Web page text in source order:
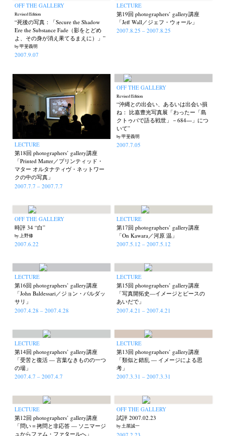
OFF THE GALLERY
Revised Edition
“死後の写真：「Secure the Shadow
Ere the Substance Fade（影をとどめ
よ、その身が消え果てるまえに）」”
by 甲斐義明
2007.9.07
LECTURE
第19回 photographers’ gallery講座
「Jeff Wall／ジェフ・ウォール」
2007.8.25 – 2007.8.25
LECTURE
第18回 photographers’ gallery講座
「Printed Matter／プリンティッド・
マター オルタナティヴ・ネットワー
クの中の写真」
2007.7.7 – 2007.7.7
OFF THE GALLERY
Revised Edition
“沖縄との出会い、あるいは出会い損
ね： 比嘉豊光写真展「わったー「島
クトゥバで語る戦世」－684―」につ
いて”
by 甲斐義明
2007.7.05
OFF THE GALLERY
時評 34 “白”
by 上野修
2007.6.22
LECTURE
第17回 photographers’ gallery講座
「On Kawara／河原 温」
2007.5.12 – 2007.5.12
LECTURE
第16回 photographers’ gallery講座
「John Baldessari／ジョン・バルダッ
サリ」
2007.4.28 – 2007.4.28
LECTURE
第15回 photographers’ gallery講座
「写真開拓史—イメージとピースの
あいだで」
2007.4.21 – 2007.4.21
LECTURE
第14回 photographers’ gallery講座
「受苦と復活 — 言葉なきものの一つ
の場」
2007.4.7 – 2007.4.7
LECTURE
第13回 photographers’ gallery講座
「類似と錯乱 — イメージによる思
考」
2007.3.31 – 2007.3.31
LECTURE
第12回 photographers’ gallery講座
「問い＝拷問と非応答 — ソニマージ
ュからファム・ファタールへ」
OFF THE GALLERY
試評 2007.02.23
by 土屋誠一